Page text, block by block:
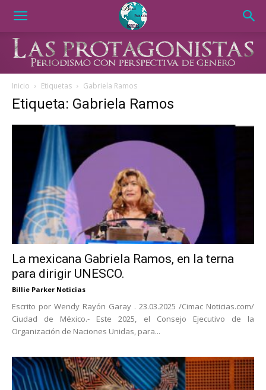
Inicio Etiquetas Gabriela Ramos
Etiqueta: Gabriela Ramos
La mexicana Gabriela Ramos, en la terna
para dirigir UNESCO.
Billie Parker Noticias
Escrito por Wendy Rayón Garay . 23.03.2025 /Cimac Noticias.com/
Ciudad de México.- Este 2025, el Consejo Ejecutivo de la
Organización de Naciones Unidas, para...